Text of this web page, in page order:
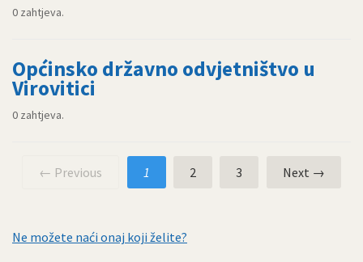
0 zahtjeva.
Općinsko državno odvjetništvo u
Virovitici
0 zahtjeva.
← Previous 1 2 3 Next →
Ne možete naći onaj koji želite?